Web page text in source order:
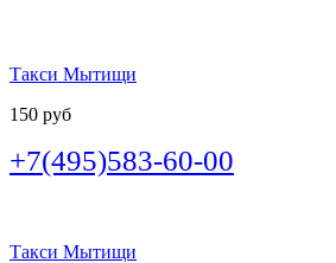
Такси Мытищи
150 руб
+7(495)583-60-00
Такси Мытищи